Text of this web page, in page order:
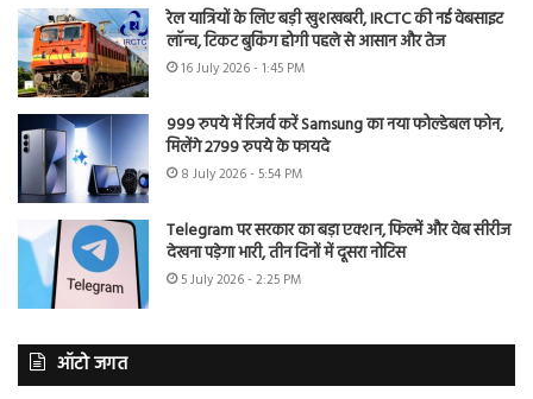
रेल यात्रियों के लिए बड़ी खुशखबरी, IRCTC की नई वेबसाइट
लॉन्च, टिकट बुकिंग होगी पहले से आसान और तेज
16 July 2026 - 1:45 PM
999 रुपये में रिजर्व करें Samsung का नया फोल्डेबल फोन,
मिलेंगे 2799 रुपये के फायदे
8 July 2026 - 5:54 PM
Telegram पर सरकार का बड़ा एक्शन, फिल्में और वेब सीरीज
देखना पड़ेगा भारी, तीन दिनों में दूसरा नोटिस
5 July 2026 - 2:25 PM
ऑटो जगत